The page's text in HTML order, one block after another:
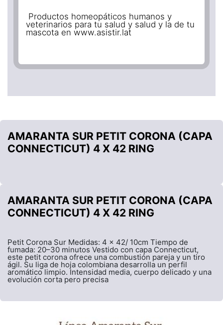
Productos homeopáticos humanos y
veterinarios para tu salud y salud y la de tu
mascota en www.asistir.lat
AMARANTA SUR PETIT CORONA (CAPA
CONNECTICUT) 4 X 42 RING
AMARANTA SUR PETIT CORONA (CAPA
CONNECTICUT) 4 X 42 RING
Petit Corona Sur Medidas: 4 x 42/ 10cm Tiempo de
fumada: 20–30 minutos Vestido con capa Connecticut,
este petit corona ofrece una combustión pareja y un tiro
ágil. Su liga de hoja colombiana desarrolla un perfil
aromático limpio. Intensidad media, cuerpo delicado y una
evolución corta pero precisa